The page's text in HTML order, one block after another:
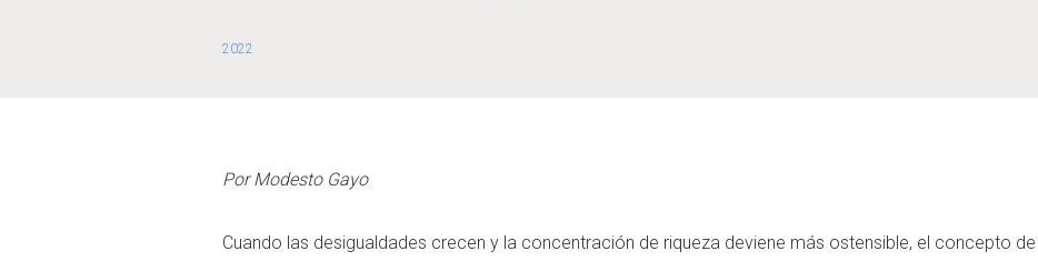
2022
Por Modesto Gayo
Cuando las desigualdades crecen y la concentración de riqueza deviene más ostensible, el concepto de